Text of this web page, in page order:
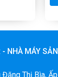
- NHÀ MÁY
Thị Bìa, Ấp